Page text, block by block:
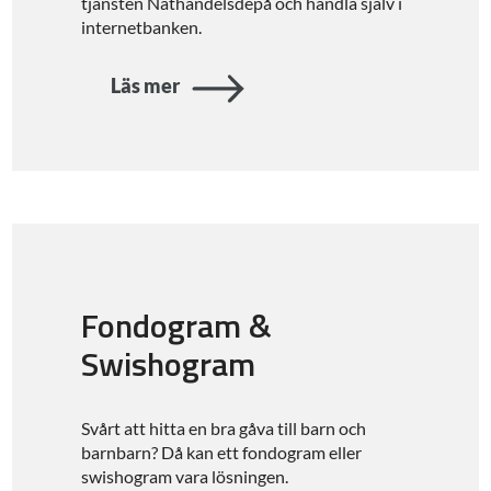
internetbanken.
Läs mer
Fondogram &
Swishogram
Svårt att hitta en bra gåva till barn och
barnbarn? Då kan ett fondogram eller
swishogram vara lösningen.